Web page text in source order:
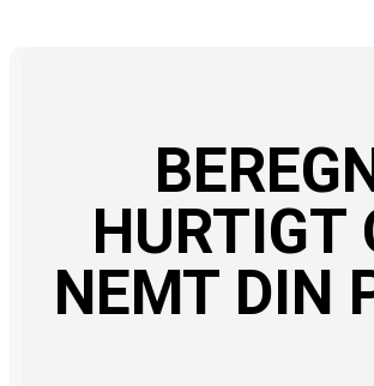
HURTIGT
NEMT DIN